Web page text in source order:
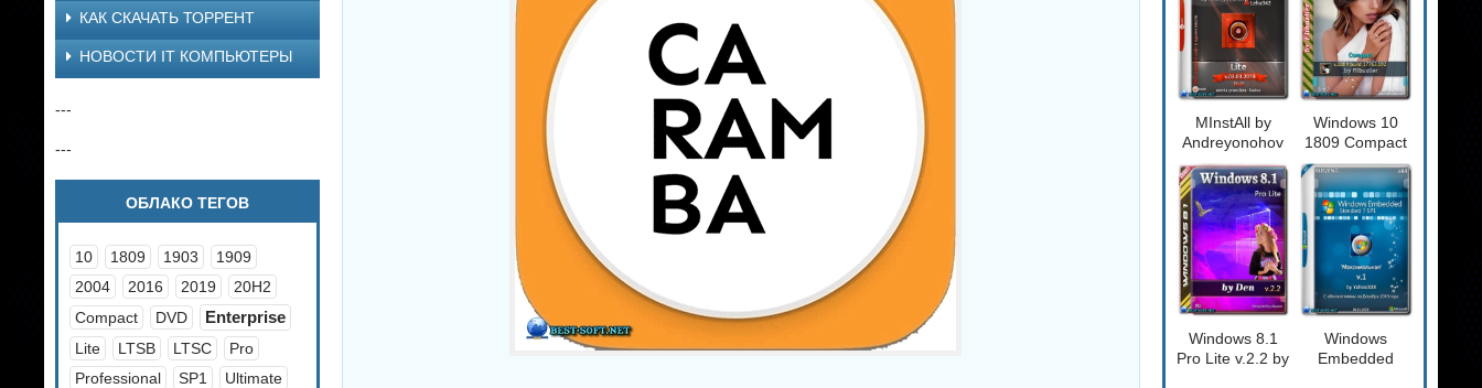
КАК СКАЧАТЬ ТОРРЕНТ
НОВОСТИ IT КОМПЬЮТЕРЫ
---
---
ОБЛАКО ТЕГОВ
10 1809 1903
1909
2004
2016 2019
20H2
Compact
DVD Enterprise
Lite LTSB LTSC
Pro
Professional
SP1
Ultimate
MInstAll by
Andreyonohov
& Leha342 Lite
v.03.03.2018
Windows 10
1809 Compact
6in2
[17763.592]
x32/x64bit
Windows 8.1
Pro Lite v.2.2 by
Windows
Embedded